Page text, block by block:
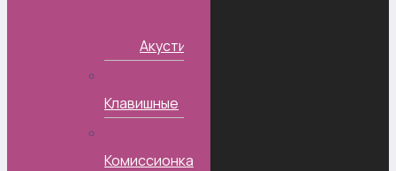
Акустические
Клавишные
Комиссионка